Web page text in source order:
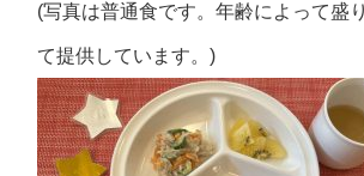
(写真は普通食です。年齢によって盛
て提供しています。)